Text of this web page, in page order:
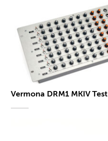
Vermona DRM1 MKIV Test